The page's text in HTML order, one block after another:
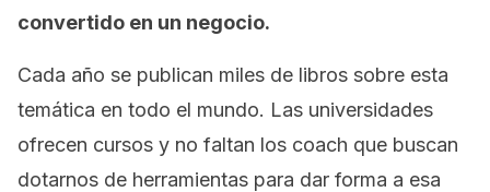
convertido en un negocio.
Cada año se publican miles de libros sobre esta
temática en todo el mundo. Las universidades
ofrecen cursos y no faltan los coach que buscan
dotarnos de herramientas para dar forma a esa